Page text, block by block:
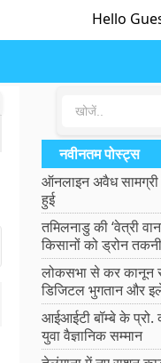
Hello
नवीनतम पोस्ट्स
ऑनलाइन अवैध
हुई
तमिलनाडु की ‘वेत्री
किसानों को ड्रोन
लोकसभा से कर कानून
डिजिटल भुगतान और
आईआईटी बॉम्बे के प्रो.
युवा वैज्ञानिक सम्मान